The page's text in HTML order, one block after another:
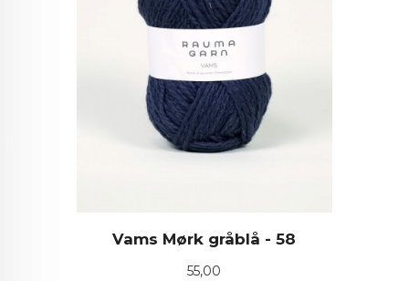
Vams Mørk gråblå - 58
Pris
55,00